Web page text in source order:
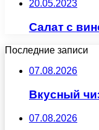
20.05.2023
Салат с
Последние записи
07.08.2026
Вкусный
07.08.2026